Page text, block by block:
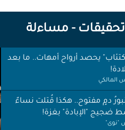
تحقيقات - مساءلة
يحصد أرواح أمهات.. ما بعد
المالكي
دمٍ مفتوح.. هكذا قُتلت نساءٌ
ضجيج "الإبادة" بغزة!
"نوى"